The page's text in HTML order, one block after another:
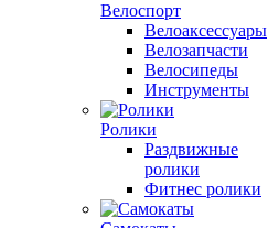
Велоспорт
Велоаксессуары
Велозапчасти
Велосипеды
Инструменты
Ролики
Раздвижные
ролики
Фитнес ролики